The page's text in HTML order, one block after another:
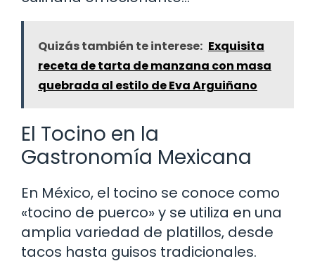
Quizás también te interese: Exquisita
receta de tarta de manzana con masa
quebrada al estilo de Eva Arguiñano
El Tocino en la
Gastronomía Mexicana
En México, el tocino se conoce como
«tocino de puerco» y se utiliza en una
amplia variedad de platillos, desde
tacos hasta guisos tradicionales.